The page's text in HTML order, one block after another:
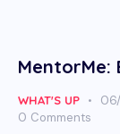
MentorMe:
WHAT'S UP
0 Comments